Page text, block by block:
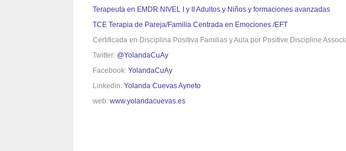
Terapeuta en EMDR NIVEL I y II Adultos y Niños y formaciones avanzadas
TCE Terapia de Pareja/Familia Centrada en Emociones /EFT
Certificada en Disciplina Positiva Familias y Aula por Positive Discipline
Twitter: @YolandaCuAy
Facebook: YolandaCuAy
Linkedin: Yolanda Cuevas Ayneto
web: www.yolandacuevas.es